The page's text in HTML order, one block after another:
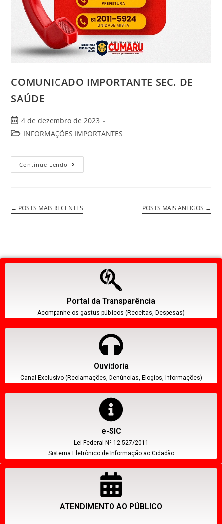
COMUNICADO IMPORTANTE SEC. DE
SAÚDE
4 de dezembro de 2023
INFORMAÇÕES IMPORTANTES
Continue Lendo
← POSTS MAIS RECENTES POSTS MAIS ANTIGOS →
Portal da Transparência
Acompanhe os gastus públicos (Receitas, Despesas)
Ouvidoria
Canal Exclusivo (Reclamações, Denúncias, Elogios, Informações)
e-SIC
Lei Federal Nº 12.527/2011
Sistema Eletrônico de Informação ao Cidadão
ATENDIMENTO AO PÚBLICO